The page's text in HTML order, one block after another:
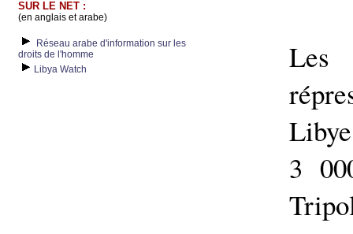
SUR LE NET :
(en anglais et arabe)
Réseau arabe d'information sur les
droits de l'homme
Libya Watch
3